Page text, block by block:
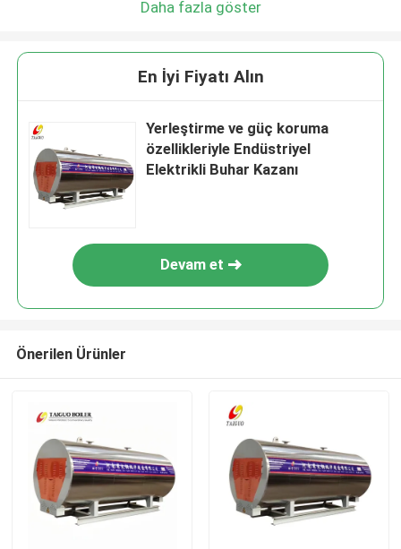
Daha fazla göster
En İyi Fiyatı Alın
Yerleştirme ve güç koruma
özellikleriyle Endüstriyel
Elektrikli Buhar Kazanı
Devam et
Önerilen Ürünler